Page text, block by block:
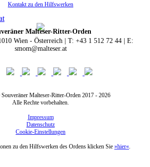
Kontakt zu den Hilfswerken
Malteser-Ritter-Orden
Wien - Österreich | T: +43 1 512 72 44 | E:
smom@malteser.at
Malteser-Ritter-Orden 2017 - 2026
Alle Rechte vorbehalten.
Impressum
Datenschutz
Cookie-Einstellungen
zu den Hilfswerken des Ordens klicken Sie »hier«.